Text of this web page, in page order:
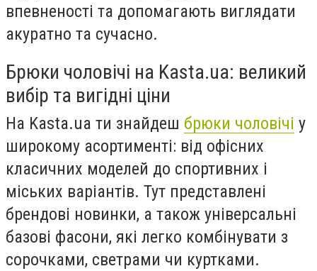
впевненості та допомагають виглядати
акуратно та сучасно.
Брюки чоловічі на Kasta.ua: великий
вибір та вигідні ціни
На Kasta.ua ти знайдеш брюки чоловічі у
широкому асортименті: від офісних
класичних моделей до спортивних і
міських варіантів. Тут представлені
брендові новинки, а також універсальні
базові фасони, які легко комбінувати з
сорочками, светрами чи куртками.